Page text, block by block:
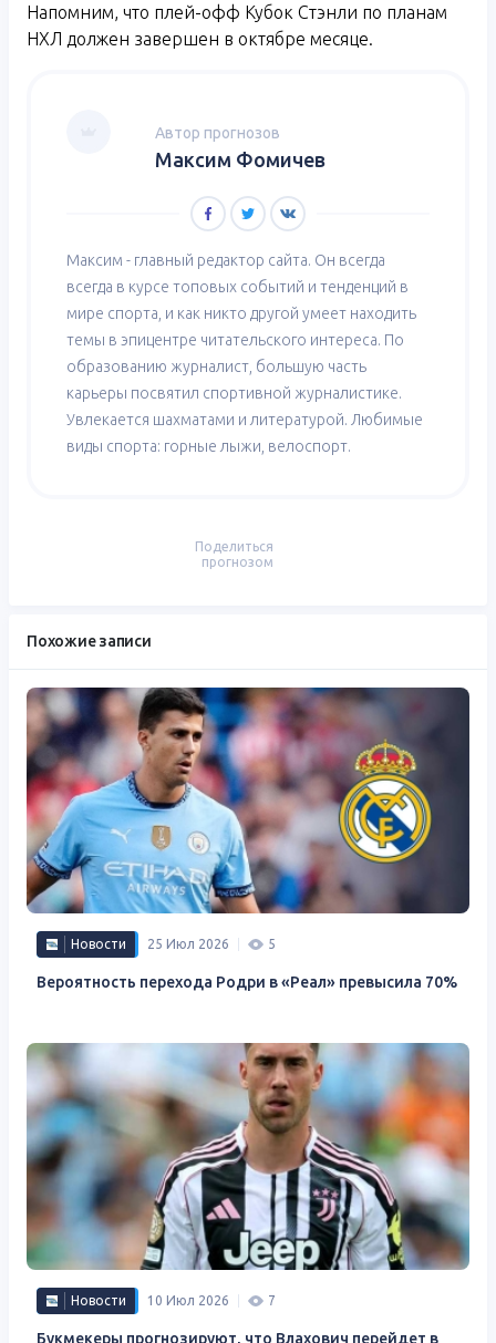
Напомним, что плей-офф Кубок Стэнли по планам
НХЛ должен завершен в октябре месяце.
Автор прогнозов
Максим Фомичев
Максим - главный редактор сайта. Он всегда
всегда в курсе топовых событий и тенденций в
мире спорта, и как никто другой умеет находить
темы в эпицентре читательского интереса. По
образованию журналист, большую часть
карьеры посвятил спортивной журналистике.
Увлекается шахматами и литературой. Любимые
виды спорта: горные лыжи, велоспорт.
Поделиться
прогнозом
Похожие записи
Новости 25 Июл 2026 5
Вероятность перехода Родри в «Реал» превысила 70%
Новости 10 Июл 2026 7
Букмекеры прогнозируют, что Влахович перейдет в